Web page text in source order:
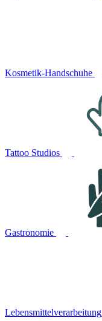
Kosmetik-Handschuhe
Tattoo Studios
Gastronomie
Lebensmittelverarbeitung